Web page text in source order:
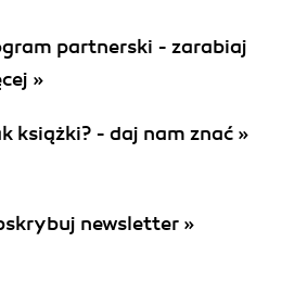
partnerski - zarabiaj
»
książki? - daj nam znać »
newsletter »